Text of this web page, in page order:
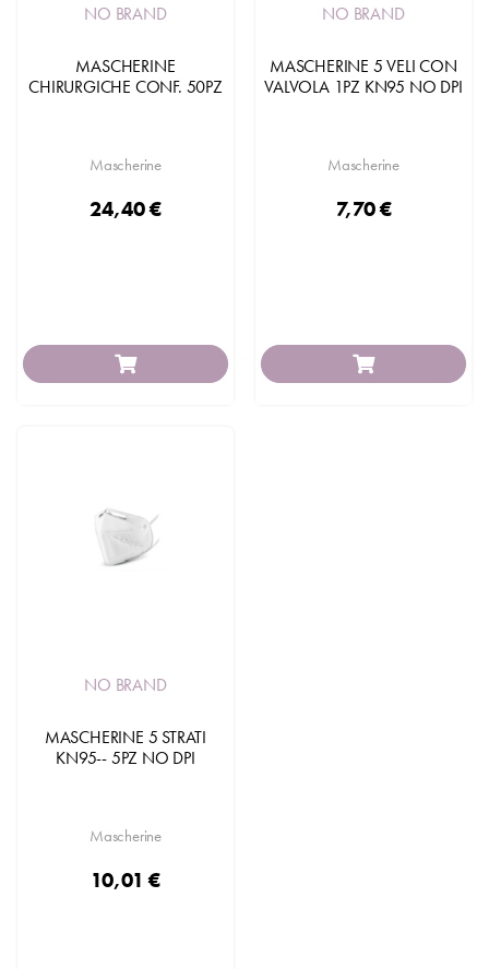
NO BRAND
MASCHERINE
CHIRURGICHE CONF. 50PZ
Mascherine
24,40 €
NO BRAND
MASCHERINE 5 VELI CON
VALVOLA 1PZ KN95 NO DPI
Mascherine
7,70 €
NO BRAND
MASCHERINE 5 STRATI
KN95-- 5PZ NO DPI
Mascherine
10,01 €